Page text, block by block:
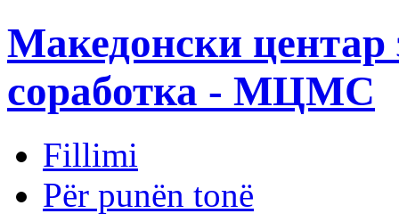
Македонски центар
соработка - МЦМС
Fillimi
Për punën tonë